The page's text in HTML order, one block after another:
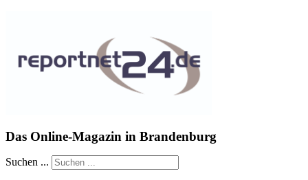
Das Online-Magazin in Brandenburg
Suchen ...